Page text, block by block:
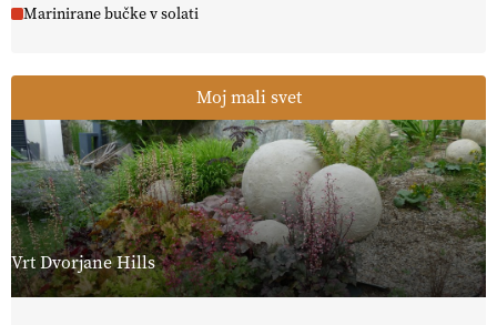
Marinirane bučke v solati
Moj mali svet
Vrt Dvorjane Hills